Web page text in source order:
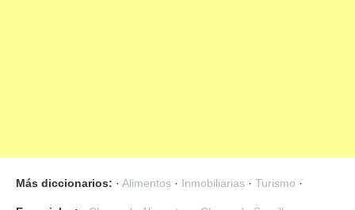
Más diccionarios: · Alimentos · Inmobiliarias · Turismo ·